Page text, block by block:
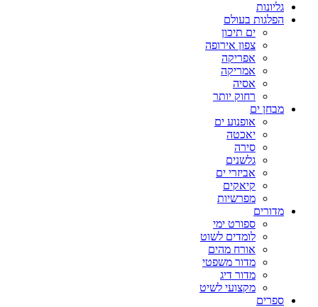
גליונות
הפלגות בעולם
ים תיכון
צפון אירופה
אפריקה
אמריקה
אסיה
רחוק יותר
מבחן ים
אופנוע ים
יאכטה
סירה
גלשנים
אביזרי ים
קיאקים
מפרשיות
מדורים
ספורט ימי
לומדים לשוט
אורח מהים
מדור משפטי
מדור דיג
מקצועי לשיט
ספרים